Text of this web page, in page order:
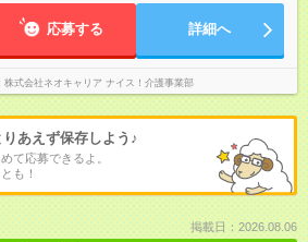
応募する 詳細へ
株式会社ネオキャリア ナイス！介護事業部
りあえず保存しよう♪
て応募できるよ。
も！
掲載日：2026.08.06